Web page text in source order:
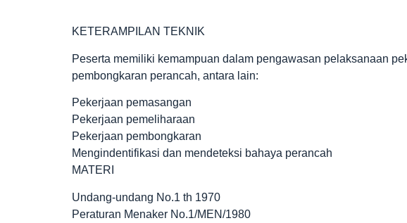
KETERAMPILAN TEKNIK
Peserta memiliki kemampuan dalam pengawasan pelaksanaan
pembongkaran perancah, antara lain:
Pekerjaan pemasangan
Pekerjaan pemeliharaan
Pekerjaan pembongkaran
Mengindentifikasi dan mendeteksi bahaya perancah
MATERI
Undang-undang No.1 th 1970
Peraturan Menaker No.1/MEN/1980